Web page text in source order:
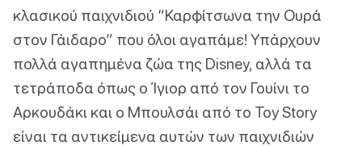
κλασικού παιχνιδιού “Καρφίτσωνα την Ουρά
στον Γάιδαρο” που όλοι αγαπάμε! Υπάρχουν
πολλά αγαπημένα ζώα της Disney, αλλά τα
τετράποδα όπως ο Ίγιορ από τον Γουίνι το
Αρκουδάκι και ο Μπουλσάι από το Toy Story
είναι τα αντικείμενα αυτών των παιχνιδιών